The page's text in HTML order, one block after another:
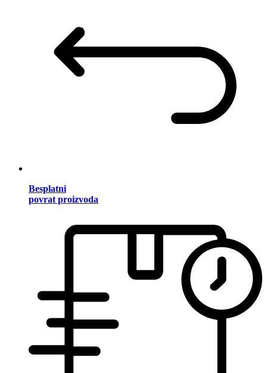
Besplatni
povrat proizvoda